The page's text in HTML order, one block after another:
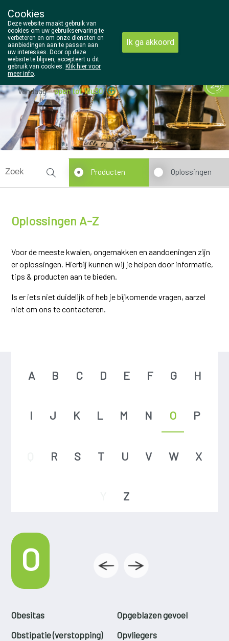
014/810298
Vandaag open tot 18u30
Oplossingen A-Z
Producten Oplossingen
Voor de meeste kwalen, ongemakken en aandoeningen zijn
er oplossingen. Hierbij kunnen wij je helpen door informatie,
tips & producten aan te bieden.
Is er iets niet duidelijk of heb je bijkomende vragen, aarzel
niet om ons te contacteren.
A B C D E F G H
I J K L M N O P
R S T U V W X
Z
O
Obesitas
Obstipatie (verstopping)
Opgeblazen gevoel
Opvliegers
Cookies
Deze website maakt gebruik van
cookies om uw gebruikservaring te
verbeteren en om onze diensten en
aanbiedingen aan te passen aan
uw interesses. Door op deze
website te blijven, accepteert u dit
gebruik van cookies. Klik hier voor
meer info.
Ik ga akkoord